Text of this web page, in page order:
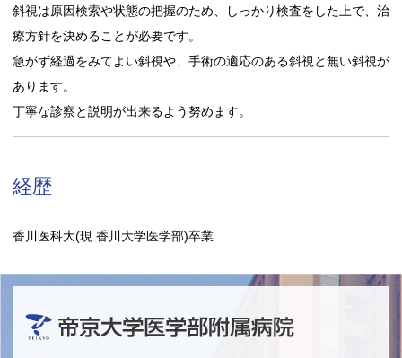
斜視は原因検索や状態の把握のため、しっかり検査をした上で、治
療方針を決めることが必要です。
急がず経過をみてよい斜視や、手術の適応のある斜視と無い斜視が
あります。
丁寧な診察と説明が出来るよう努めます。
経歴
香川医科大(現 香川大学医学部)卒業